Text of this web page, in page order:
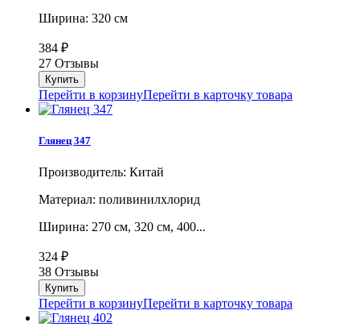
Ширина: 320 см
384 ₽
27 Отзывы
Перейти в корзинуПерейти в карточку товара
Глянец 347
Производитель: Китай
Материал: поливинилхлорид
Ширина: 270 см, 320 см, 400...
324 ₽
38 Отзывы
Перейти в корзинуПерейти в карточку товара